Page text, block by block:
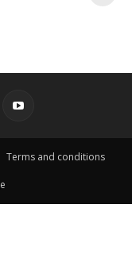
Terms and conditions